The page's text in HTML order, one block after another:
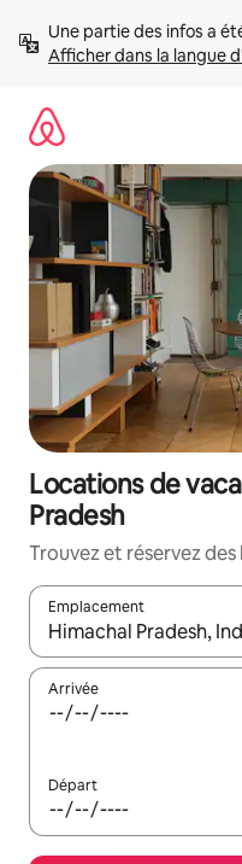
directement
Afficher dans la langue
Locations de
Pradesh
Trouvez et réservez
Emplacement
Quand les résultats
Arrivée
Départ